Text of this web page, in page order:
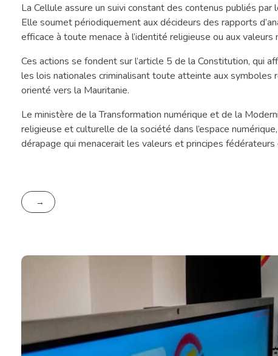
La Cellule assure un suivi constant des contenus publiés
Elle soumet périodiquement aux décideurs des rapports
efficace à toute menace à l’identité religieuse ou aux valeurs
Ces actions se fondent sur l’article 5 de la Constitution, qui
les lois nationales criminalisant toute atteinte aux symboles
orienté vers la Mauritanie.
Le ministère de la Transformation numérique et de la
religieuse et culturelle de la société dans l’espace
dérapage qui menacerait les valeurs et principes fédérateurs